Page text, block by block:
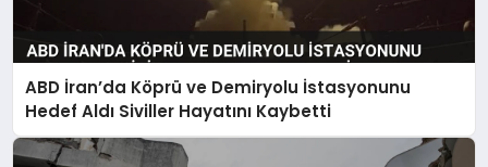
ABD İran’da Köprü ve Demiryolu İstasyonunu
Hedef Aldı Siviller Hayatını Kaybetti